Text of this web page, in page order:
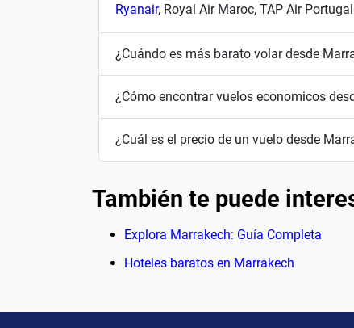
Ryanair, Royal Air Maroc, TAP Air
¿Cuándo es más barato volar desde
¿Cómo encontrar vuelos economicos
¿Cuál es el precio de un vuelo desde
También te puede
Explora Marrakech: Guía Completa
Hoteles baratos en Marrakech